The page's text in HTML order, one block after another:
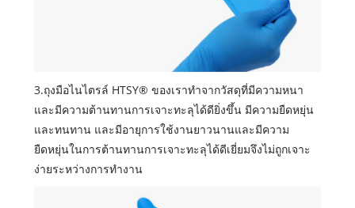
3.ถุงมือไนไตรล์ HTSY® ของเราทำจากวัสดุที่มีความหนา
และมีความต้านทานการเจาะทะลุได้ดียิ่งขึ้น มีความยืดหยุ่น
และทนทาน และมีอายุการใช้งานยาวนานและมีความ
ยืดหยุ่นในการต้านทานการเจาะทะลุได้ดีเยี่ยมจึงไม่ถูกเจาะ
ง่ายระหว่างการทำงาน